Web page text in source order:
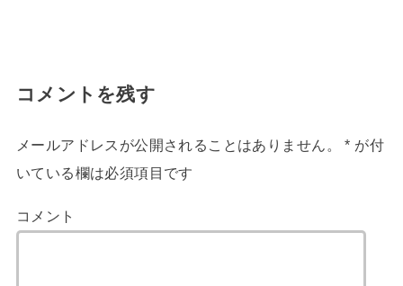
コメントを残す
メールアドレスが公開されることはありません。 * が付
いている欄は必須項目です
コメント